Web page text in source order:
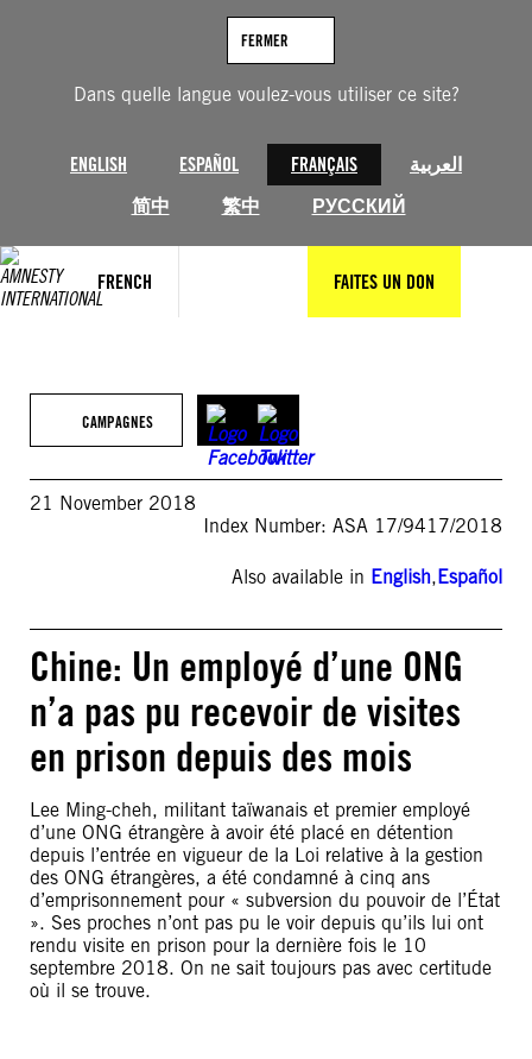
Dans quelle langue voulez-vous utiliser ce site?
ENGLISH ESPAÑOL FRANÇAIS
العربية
简中
繁中 РУССКИЙ
FERMER
FRENCH FAITES UN DON
CAMPAGNES
21 November 2018
Index Number: ASA 17/9417/2018
Also available in English,Español
Chine: Un employé d’une ONG
n’a pas pu recevoir de visites
en prison depuis des mois
Lee Ming-cheh, militant taïwanais et premier employé
d’une ONG étrangère à avoir été placé en détention
depuis l’entrée en vigueur de la Loi relative à la gestion
des ONG étrangères, a été condamné à cinq ans
d’emprisonnement pour « subversion du pouvoir de l’État
». Ses proches n’ont pas pu le voir depuis qu’ils lui ont
rendu visite en prison pour la dernière fois le 10
septembre 2018. On ne sait toujours pas avec certitude
où il se trouve.